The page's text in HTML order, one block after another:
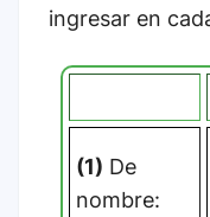
ingresar en
(1) De
nombre: